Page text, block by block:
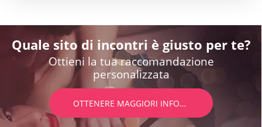
Quale sito di incontri è giusto per te?
Ottieni la tua raccomandazione
personalizzata
OTTENERE MAGGIORI INFORMAZIONI